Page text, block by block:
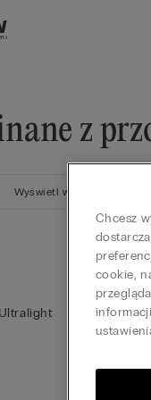
z
Wyświetl wszystko
Ultralight Cotton
Biustonosz
Chcesz
cookie,